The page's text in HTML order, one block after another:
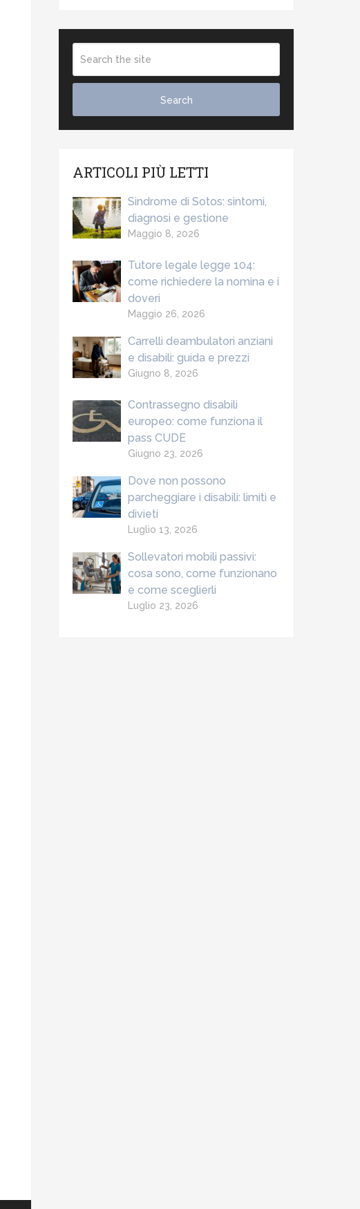
ARTICOLI PIÙ LETTI
Sindrome di Sotos: sintomi,
diagnosi e gestione
Maggio 8, 2026
Tutore legale legge 104:
come richiedere la nomina e i
doveri
Maggio 26, 2026
Carrelli deambulatori anziani
e disabili: guida e prezzi
Giugno 8, 2026
Contrassegno disabili
europeo: come funziona il
pass CUDE
Giugno 23, 2026
Dove non possono
parcheggiare i disabili: limiti e
divieti
Luglio 13, 2026
Sollevatori mobili passivi:
cosa sono, come funzionano
e come sceglierli
Luglio 23, 2026